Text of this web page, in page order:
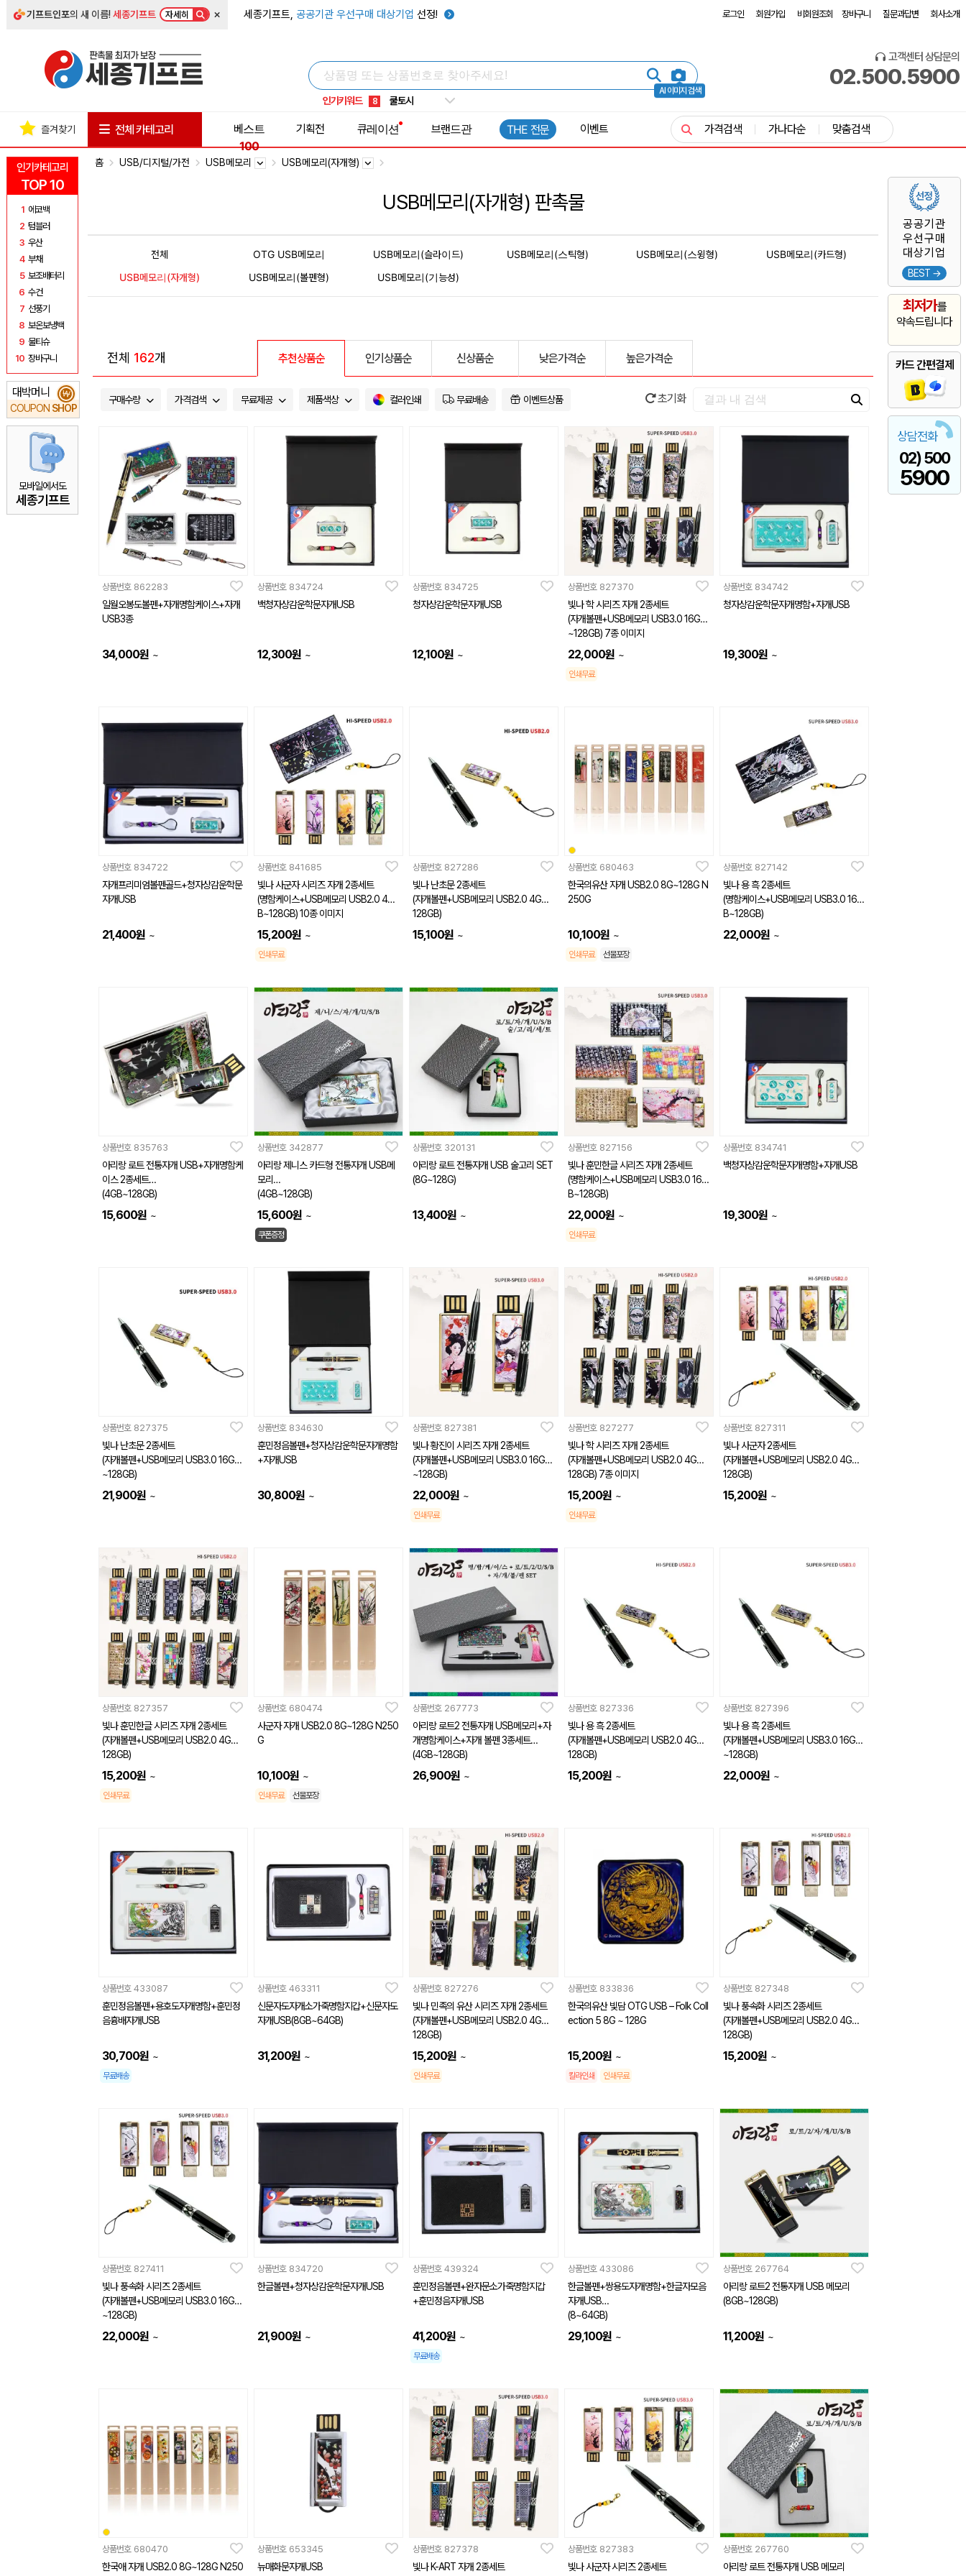
기프트인포의 새 이름!세종기프트 자세히 × 세종기프트, 공공기관 우선구매 대상기업 선정! 로그인 회원가입 비회원조회 장바구니 질문과답변 회사소개
AI 이미지 검색
인기키워드
키캡
8 쿨토시
9 넥쿨러
10 타포린가방
1
고객센터 상담문의
02.500.5900
인기카테고리
TOP 10
1 에코백
2 텀블러
3 우산
4 부채
5 보조배터리
6 수건
7 선풍기
8 보온보냉백
9 물티슈
10 장바구니
대박머니
COUPON SHOP
₩
모바일에서도
세종기프트
공공기관
우선구매
대상기업
BEST →
최저가를
약속드립니다
카드 간편결제
상담전화
02) 500
5900
즐겨찾기 전체 카테고리
베스트
100
기획전 큐레이션 브랜드관 THE 전문 이벤트 가격검색 가나다순 맞춤검색
홈 USB/디지털/가전 USB메모리 USB메모리(자개형)
USB메모리(자개형) 판촉물
전체 OTG USB메모리 USB메모리(슬라이드) USB메모리(스틱형) USB메모리(스윙형)
USB메모리(카드형)
USB메모리(자개형)
USB메모리(볼펜형) USB메모리(기능성)
전체 162개 추천상품순 인기상품순 신상품순 낮은가격순 높은가격순
구매수량 가격검색 무료제공 제품색상 컬러인쇄 무료배송 이벤트상품 초기화
상품번호 862283
일월오봉도볼펜+자개명함케이스+자개
USB3종
34,000원 ~
상품번호 834724
백청자상감운학문자개USB
12,300원 ~
상품번호 834725
청자상감운학문자개USB
12,100원 ~
상품번호 827370
빛나 학 시리즈 자개 2종세트
(자개볼펜+USB메모리 USB3.0 16GB
~128GB) 7종 이미지
22,000원 ~
인쇄무료
상품번호 834742
청자상감운학문자개명함+자개USB
19,300원 ~
상품번호 834722
자개프리미엄볼펜골드+청자상감운학문
자개USB
21,400원 ~
상품번호 841685
빛나 사군자 시리즈 자개 2종세트
(명함케이스+USB메모리 USB2.0 4G
B~128GB) 10종 이미지
15,200원 ~
인쇄무료
상품번호 827286
빛나 난초문 2종세트
(자개볼펜+USB메모리 USB2.0 4GB~
128GB)
15,100원 ~
상품번호 680463
한국의유산 자개 USB2.0 8G~128G N
250G
10,100원 ~
인쇄무료 선물포장
상품번호 827142
빛나 용 흑 2종세트
(명함케이스+USB메모리 USB3.0 16G
B~128GB)
22,000원 ~
상품번호 835763
아리랑 로트 전통자개 USB+자개명함케
이스 2종세트
(4GB~128GB)
15,600원 ~
상품번호 342877
아리랑 제니스 카드형 전통자개 USB메
모리
(4GB~128GB)
15,600원 ~
쿠폰증정
상품번호 320131
아리랑 로트 전통자개 USB 술고리 SET
(8G~128G)
13,400원 ~
상품번호 827156
빛나 훈민한글 시리즈 자개 2종세트
(명함케이스+USB메모리 USB3.0 16G
B~128GB)
22,000원 ~
인쇄무료
상품번호 834741
백청자상감운학문자개명함+자개USB
19,300원 ~
상품번호 827375
빛나 난초문 2종세트
(자개볼펜+USB메모리 USB3.0 16GB
~128GB)
21,900원 ~
상품번호 834630
훈민정음볼펜+청자상감운학문자개명함
+자개USB
30,800원 ~
상품번호 827381
빛나 황진이 시리즈 자개 2종세트
(자개볼펜+USB메모리 USB3.0 16GB
~128GB)
22,000원 ~
인쇄무료
상품번호 827277
빛나 학 시리즈 자개 2종세트
(자개볼펜+USB메모리 USB2.0 4GB~
128GB) 7종 이미지
15,200원 ~
인쇄무료
상품번호 827311
빛나 사군자 2종세트
(자개볼펜+USB메모리 USB2.0 4GB~
128GB)
15,200원 ~
상품번호 827357
빛나 훈민한글 시리즈 자개 2종세트
(자개볼펜+USB메모리 USB2.0 4GB~
128GB)
15,200원 ~
인쇄무료
상품번호 680474
사군자 자개 USB2.0 8G~128G N250
G
10,100원 ~
인쇄무료 선물포장
상품번호 267773
아리랑 로트2 전통자개 USB메모리+자
개명함케이스+자개 볼펜 3종세트
(4GB~128GB)
26,900원 ~
상품번호 827336
빛나 용 흑 2종세트
(자개볼펜+USB메모리 USB2.0 4GB~
128GB)
15,200원 ~
상품번호 827396
빛나 용 흑 2종세트
(자개볼펜+USB메모리 USB3.0 16GB
~128GB)
22,000원 ~
상품번호 433087
훈민정음볼펜+용호도자개명함+훈민정
음흉배자개USB
30,700원 ~
무료배송
상품번호 463311
신문자도자개소가죽명함지갑+신문자도
자개USB(8GB~64GB)
31,200원 ~
상품번호 827276
빛나 민족의 유산 시리즈 자개 2종세트
(자개볼펜+USB메모리 USB2.0 4GB~
128GB)
15,200원 ~
인쇄무료
상품번호 833836
한국의유산 빛담 OTG USB – Folk Coll
ection 5 8G ~ 128G
15,200원 ~
칼라인쇄 인쇄무료
상품번호 827348
빛나 풍속화 시리즈 2종세트
(자개볼펜+USB메모리 USB2.0 4GB~
128GB)
15,200원 ~
상품번호 827411
빛나 풍속화 시리즈 2종세트
(자개볼펜+USB메모리 USB3.0 16GB
~128GB)
22,000원 ~
상품번호 834720
한글볼펜+청자상감운학문자개USB
21,900원 ~
상품번호 439324
훈민정음볼펜+완자문소가죽명함지갑
+훈민정음자개USB
41,200원 ~
무료배송
상품번호 433086
한글볼펜+쌍용도자개명함+한글자모음
자개USB
(8~64GB)
29,100원 ~
상품번호 267764
아리랑 로트2 전통자개 USB 메모리
(8GB~128GB)
11,200원 ~
상품번호 680470
한국애 자개 USB2.0 8G~128G N250
상품번호 653345
뉴매화문자개USB
상품번호 827378
빛나 K-ART 자개 2종세트
상품번호 827383
빛나 사군자 시리즈 2종세트
상품번호 267760
아리랑 로트 전통자개 USB 메모리